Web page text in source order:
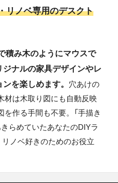
リノベ専用のデスクト
積み木のようにマウスで
ナルの家具デザインやレ
を楽しめます。 穴あけの
材は木取り図にも自動反映
作る手間も不要。「手描き
らめていたあなたのDIYラ
ノベ好きのためのお役立